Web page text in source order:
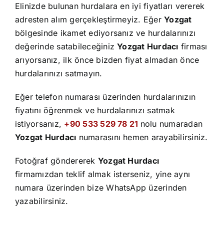
İletişim
Elinizde bulunan hurdalara en iyi fiyatları vererek
adresten alım gerçekleştirmeyiz. EğerYozgat
bölgesinde ikamet ediyorsanız ve hurdalarınızı
değerinde satabileceğinizYozgat Hurdacı firması
arıyorsanız, ilk önce bizden fiyat almadan önce
hurdalarınızı satmayın.
Eğer telefon numarası üzerinden hurdalarınızın
fiyatını öğrenmek ve hurdalarınızı satmak
istiyorsanız, +90 533 529 78 21 nolu numaradan
Yozgat Hurdacı numarasını hemen arayabilirsiniz.
Fotoğraf göndererek Yozgat Hurdacı
firmamızdan teklif almak isterseniz, yine aynı
numara üzerinden bize WhatsApp üzerinden
yazabilirsiniz.